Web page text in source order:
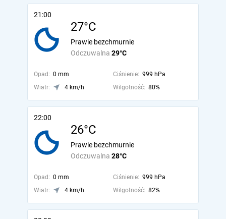
21:00
27°C
Odczuwalna 29°C
Prawie bezchmurnie
Opad: 0 mm Ciśnienie: 999 hPa
Wiatr:
4 km/h Wilgotność: 80%
22:00
26°C
Odczuwalna 28°C
Prawie bezchmurnie
Opad: 0 mm Ciśnienie: 999 hPa
Wiatr:
4 km/h Wilgotność: 82%